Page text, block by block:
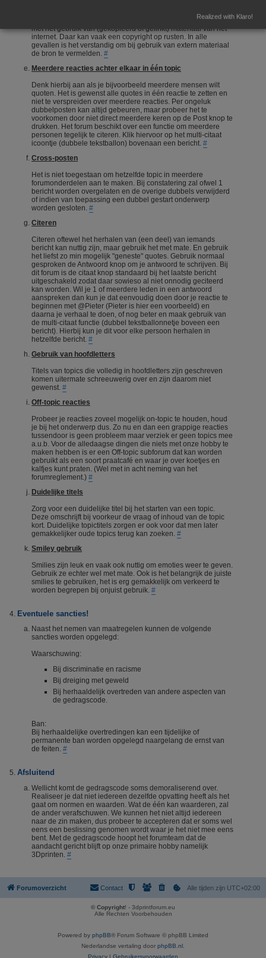
materiaal zal nooit een probleem zijn. Wees echter voorzichtig
met het gebruik van (gekopieerd of gelinkt) materiaal van het
internet. Daar kan vaak een copyright op rusten. In alle
gevallen is het verstandig om bij gebruik van extern materiaal
de bron te vermelden. #
Meerdere reacties achter elkaar in één topic
Denk hierbij aan als je bijvoorbeeld meerdere mensen wilt
quoten. Het is gewenst alle quotes in één reactie te zetten en
niet te verspreiden over meerdere reacties. Per ongeluk
dubbelposten kan altijd gebeuren, maar probeer het te
voorkomen door niet direct meerdere keren op de Post knop te
drukken. Het forum beschikt over een functie om meerdere
personen tegelijk te citeren. Klik hiervoor op het multi-citaat
icoontje (dubbele tekstballon) bovenaan een bericht. #
Cross-posten
Het is niet toegestaan om hetzelfde topic in meerdere
forumonderdelen aan te maken. Bij constatering zal ofwel 1
bericht worden overgelaten en de overige dubbels verwijderd
of indien van toepassing een dubbel gestart onderwerp
worden gesloten. #
Citeren
Citeren oftewel het herhalen van (een deel) van iemands
bericht kan nuttig zijn, maar gebruik het met mate. En gebruik
het liefst zo min mogelijk "geneste" quotes. Gebruik normaal
gesproken de Antwoord knop om je antwoord te schrijven. Bij
dit forum is de citaat knop standaard bij het laatste bericht
uitgeschakeld zodat daar sowieso al niet onnodig geciteerd
kan worden. Wil je 1 of meerdere leden in een antwoord
aanspreken dan kun je dat eenvoudig doen door je reactie te
beginnen met @Pieter (Pieter is hier een voorbeeld) en
daarna je verhaal te doen, of nog beter en maak gebruik van
de multi-citaat functie (dubbel tekstballonnetje boveen een
bericht). Hierbij kun je dit voor elke persoon herhalen in
hetzelfde bericht. #
Gebruik van hoofdletters
Titels van topics die volledig in hoofdletters zijn geschreven
komen uitermate schreeuwerig over en zijn daarom niet
gewenst. #
Off-topic reacties
Probeer je reacties zoveel mogelijk on-topic te houden, houd
je bij het onderwerp dus. Zo nu en dan een grappige reacties
tussendoor is geen probleem maar verziek er geen topics mee
a.u.b. Voor de alledaagse dingen die niets met onze hobby te
maken hebben is er een Off-topic subforum dat kan worden
gebruikt als een soort praatcafé en waar je over koetjes en
kalfjes kunt praten. (Wel met in acht neming van het
forumreglement.) #
Duidelijke titels
Zorg voor een duidelijke titel bij het starten van een topic.
Deze omschrijft bij voorkeur de vraag of inhoud van de topic
kort. Duidelijke topictitels zorgen er ook voor dat men later
gemakkelijker oude topics terug kan zoeken. #
Smiley gebruik
Smilies zijn leuk en vaak ook nuttig om emoties weer te geven.
Gebruik ze echter wel met mate. Ook is het belangrijk de juiste
smilies te gebruiken, het is erg gemakkelijk om verkeerd te
worden begrepen bij onjuist gebruik. #
Eventuele sancties!
Naast het nemen van maatregelen kunnen de volgende
sancties worden opgelegd:
Waarschuwing:
Bij discriminatie en racisme
Bij dreiging met geweld
Bij herhaaldelijk overtreden van andere aspecten van
de gedragscode.
Ban:
Bij herhaaldelijke overtredingen kan een tijdelijke of
permanente ban worden opgelegd naargelang de ernst van
de feiten. #
Afsluitend
Wellicht komt de gedragscode soms demoraliserend over.
Realiseer je dat niet iedereen dezelfde opvatting heeft als het
gaat om normen en waarden. Wat de één kan waarderen, zal
de ander verafschuwen. We kunnen het niet altijd iedereen
naar de zin maken, dus probeer te accepteren dat er soms wel
eens een beslissing genomen wordt waar je het niet mee eens
bent. Met de gedragscode hoopt het forumteam dat de
aandacht gericht blijft op onze primaire hobby namelijk
3Dprinten. #
Forumoverzicht Alle tijden zijn UTC+02:00
Contact
© Copyright! - 3dprintforum.eu
Alle Rechten Voorbehouden
Powered by phpBB® Forum Software © phpBB Limited
Nederlandse vertaling door phpBB.nl
Privacy | Gebruikersvoorwaarden
Realized with Klaro!